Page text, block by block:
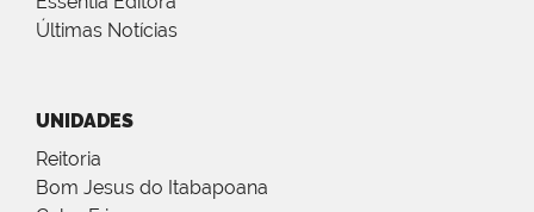
Últimas Notícias
UNIDADES
Reitoria
Bom Jesus do Itabapoana